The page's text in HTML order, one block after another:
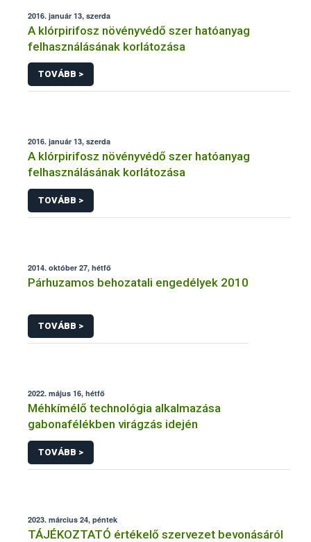
2016. január 13, szerda
A klórpirifosz növényvédő szer hatóanyag
felhasználásának korlátozása
TOVÁBB >
2016. január 13, szerda
A klórpirifosz növényvédő szer hatóanyag
felhasználásának korlátozása
TOVÁBB >
2014. október 27, hétfő
Párhuzamos behozatali engedélyek 2010
TOVÁBB >
2022. május 16, hétfő
Méhkímélő technológia alkalmazása
gabonafélékben virágzás idején
TOVÁBB >
2023. március 24, péntek
TÁJÉKOZTATÓ értékelő szervezet bevonásáról